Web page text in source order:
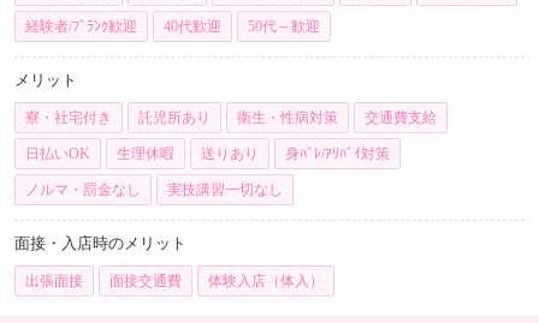
経験者/ﾌﾞﾗﾝｸ歓迎 40代歓迎 50代～歓迎
メリット
寮・社宅付き 託児所あり 衛生・性病対策 交通費支給
日払いOK 生理休暇 送りあり 身ﾊﾞﾚ/ｱﾘﾊﾞｲ対策
ノルマ・罰金なし 実技講習一切なし
面接・入店時のメリット
出張面接 面接交通費 体験入店（体入）